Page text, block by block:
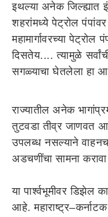
इथल्या अनेक जिल्ह्यात
शहरांमध्ये पेट्रोल
महामार्गावरच्या पेट्रोल
दिसतेय.... त्यामुळे
सगळ्याचा घेतलेला हा
राज्यातील अनेक
तुटवडा तीव्र जाणवत
उपलब्ध नसल्याने
अडचणींचा सामना
या पार्श्वभूमीवर डिझेल
आहे. महाराष्ट्र–कर्नाटक